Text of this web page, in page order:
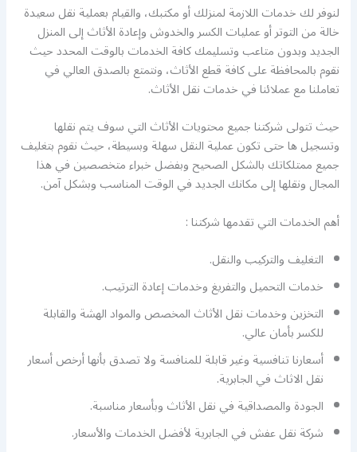
لنوفر لك خدمات اللازمة لمنزلك أو مكتبك، والقيام بعملية نقل سعيدة
خالة من التوتر أو عمليات الكسر والخدوش وإعادة الأثاث إلى المنزل
الجديد وبدون متاعب وتسليمك كافة الخدمات بالوقت المحدد حيث
نقوم بالمحافظة على كافة قطع الأثاث، ونتمتع بالصدق العالي في
تعاملنا مع عملائنا في خدمات نقل الأثاث.
حيث تتولى شركتنا جميع محتويات الأثاث التي سوف يتم نقلها
وتسجيل ها حتى تكون عملية النقل سهلة وبسيطة، حيث نقوم بتغليف
جميع ممتلكاتك بالشكل الصحيح وبفضل خبراء متخصصين في هذا
المجال ونقلها إلى مكانك الجديد في الوقت المناسب وبشكل آمن.
أهم الخدمات التي تقدمها شركتنا :
التغليف والتركيب والنقل.
خدمات التحميل والتفريغ وخدمات إعادة الترتيب.
التخزين وخدمات نقل الأثاث المخصص والمواد الهشة والقابلة
للكسر بأمان عالي.
أسعارنا تنافسية وغير قابلة للمنافسة ولا تصدق بأنها أرخص أسعار
نقل الاثاث في الجابرية.
الجودة والمصداقية في نقل الأثاث وبأسعار مناسبة.
شركة نقل عفش في الجابرية لأفضل الخدمات والأسعار.